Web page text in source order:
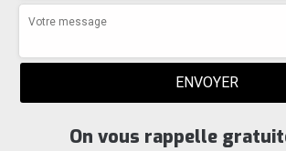
On vous rappelle